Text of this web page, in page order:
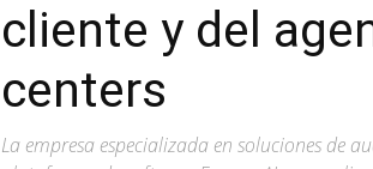
cliente y del
centers
La empresa especializada en soluciones de